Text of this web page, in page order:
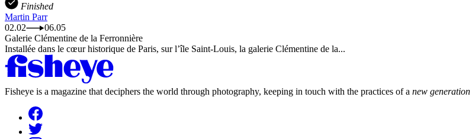
Finished
Martin Parr
02.02
06.05
Galerie Clémentine de la Ferronnière
Installée dans le cœur historique de Paris, sur l’île Saint-Louis, la galerie Clémentine de la...
Fisheye is a magazine that deciphers the world through photography, keeping in touch with the practices of a new generation